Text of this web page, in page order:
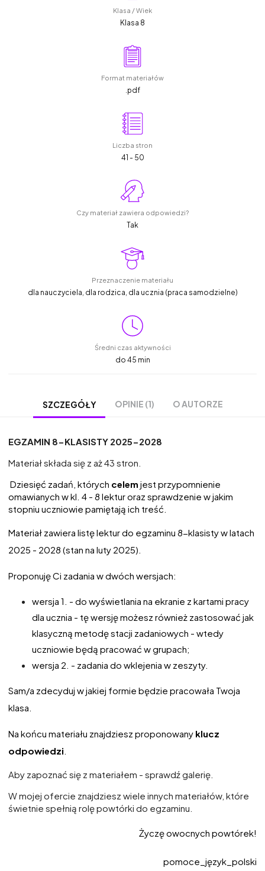
Klasa / Wiek
Klasa 8
Format materiałów
.pdf
Liczba stron
41 - 50
Czy materiał zawiera odpowiedzi?
Tak
Przeznaczenie materiału
dla nauczyciela, dla rodzica, dla ucznia (praca samodzielne)
Średni czas aktywności
do 45 min
SZCZEGÓŁY OPINIE (1) O AUTORZE
EGZAMIN 8-KLASISTY 2025-2028
Materiał składa się z aż 43 stron.
Dziesięć zadań, których celem jest przypomnienie
omawianych w kl. 4 - 8 lektur oraz sprawdzenie w jakim
stopniu uczniowie pamiętają ich treść.
Materiał zawiera listę lektur do egzaminu 8-klasisty w latach
2025 - 2028 (stan na luty 2025).
Proponuję Ci zadania w dwóch wersjach:
wersja 1. - do wyświetlania na ekranie z kartami pracy
dla ucznia - tę wersję możesz również zastosować jak
klasyczną metodę stacji zadaniowych - wtedy
uczniowie będą pracować w grupach;
wersja 2. - zadania do wklejenia w zeszyty.
Sam/a zdecyduj w jakiej formie będzie pracowała Twoja
klasa.
Na końcu materiału znajdziesz proponowany klucz
odpowiedzi.
Aby zapoznać się z materiałem - sprawdź galerię.
W mojej ofercie znajdziesz wiele innych materiałów, które
świetnie spełnią rolę powtórki do egzaminu.
Życzę owocnych powtórek!
pomoce_język_polski